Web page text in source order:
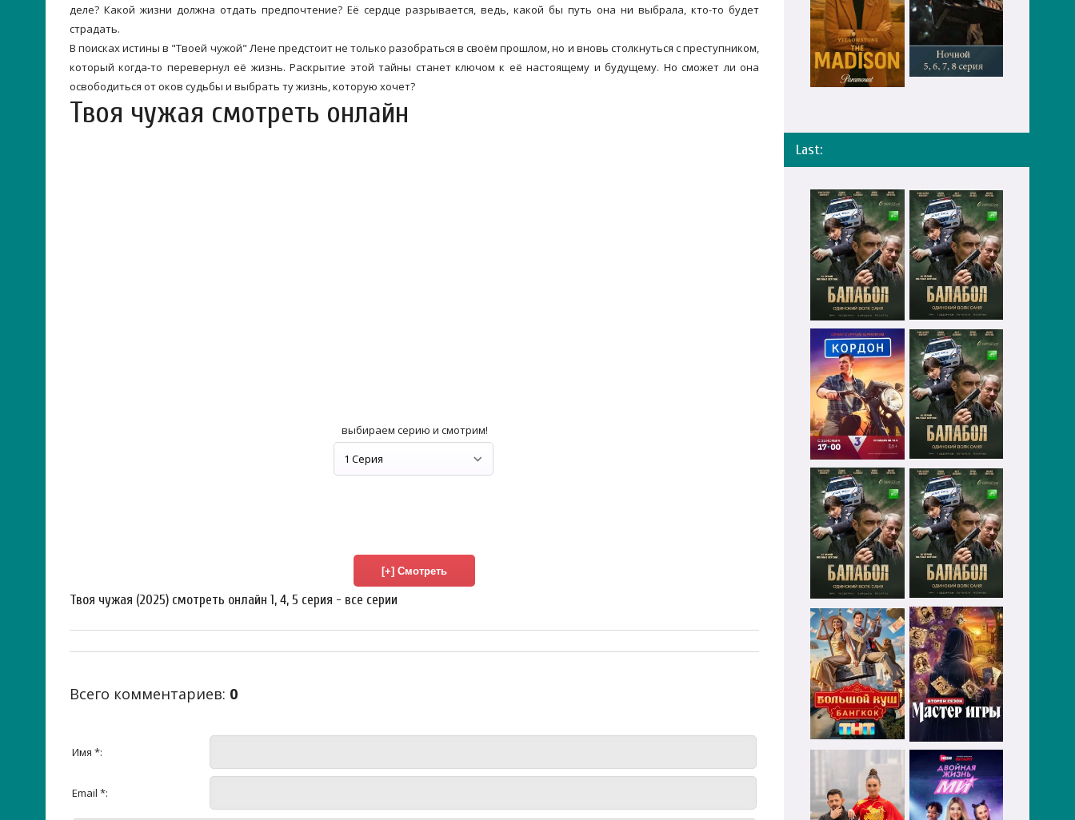
деле? Какой жизни должна отдать предпочтение? Её сердце разрывается, ведь, какой бы путь она ни выбрала, кто-то будет
страдать.
В поисках истины в "Твоей чужой" Лене предстоит не только разобраться в своём прошлом, но и вновь столкнуться с преступником,
который когда-то перевернул её жизнь. Раскрытие этой тайны станет ключом к её настоящему и будущему. Но сможет ли она
освободиться от оков судьбы и выбрать ту жизнь, которую хочет?
Твоя чужая смотреть онлайн
выбираем серию и смотрим!
Твоя чужая (2025) смотреть онлайн 1, 4, 5 серия - все серии
Всего комментариев: 0
Имя *:
Email *:
Last: